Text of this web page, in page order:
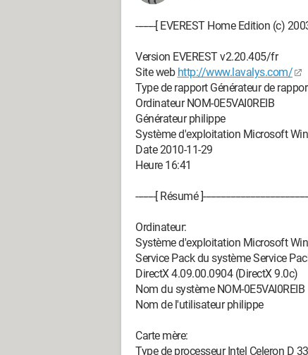
--------[ EVEREST Home Edition (c) 2003-
Version EVEREST v2.20.405/fr
Site web http://www.lavalys.com/
Type de rapport Générateur de
Ordinateur NOM-0E5VAI0REIB
Générateur philippe
Système d'exploitation Microsoft
Date 2010-11-29
Heure 16:41
--------[ Résumé
Ordinateur:
Système d'exploitation Microsoft
Service Pack du système Service
DirectX 4.09.00.0904 (DirectX 9.0c)
Nom du système NOM-0E5VAI0REIB
Nom de l'utilisateur philippe
Carte mère:
Type de processeur Intel Celeron D